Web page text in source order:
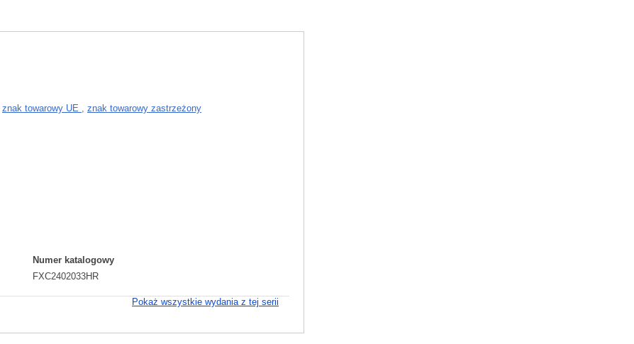
znak towarowy UE , znak towarowy zastrzeżony
Numer katalogowy
FXC2402033HR
Pokaż wszystkie wydania z tej serii